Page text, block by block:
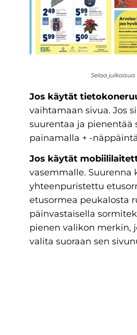
Selaa julkaisua
Jos käytät
vaihtamaan sivua. Jos
suurentaa ja pienentää
painamalla + -
Jos käytät
vasemmalle. Suurenna
yhteenpuristettu
etusormea peukalosta
päinvastaisella
pienen valikon merkin,
valita suoraan sen